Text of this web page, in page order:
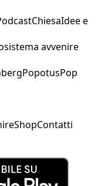
ChiesaIdee e
avvenire
PopotusPop
ShopContatti